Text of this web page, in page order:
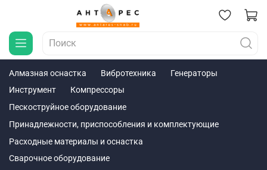
Алмазная оснастка Вибротехника
Генераторы
Инструмент
Компрессоры
Пескоструйное оборудование
Принадлежности, приспособления и комплектующие
Расходные материалы и оснастка
Сварочное оборудование